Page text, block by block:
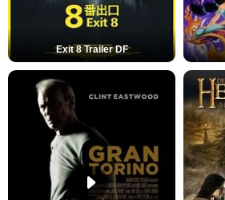
Exit 8 Trailer DF